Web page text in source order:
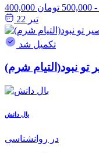
- 500,000 تومان
تیر 22
تکمیل شد
بال دانش
در روانشناسی